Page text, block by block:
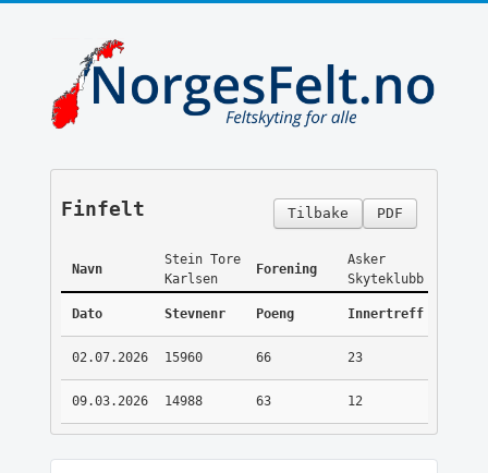
PDF
Tilbake
Finfelt
Navn
Stein Tore
Karlsen
Forening
Asker
Skyteklubb
Dato Stevnenr Poeng Innertreff
02.07.2026 15960 66 23
09.03.2026 14988 63 12